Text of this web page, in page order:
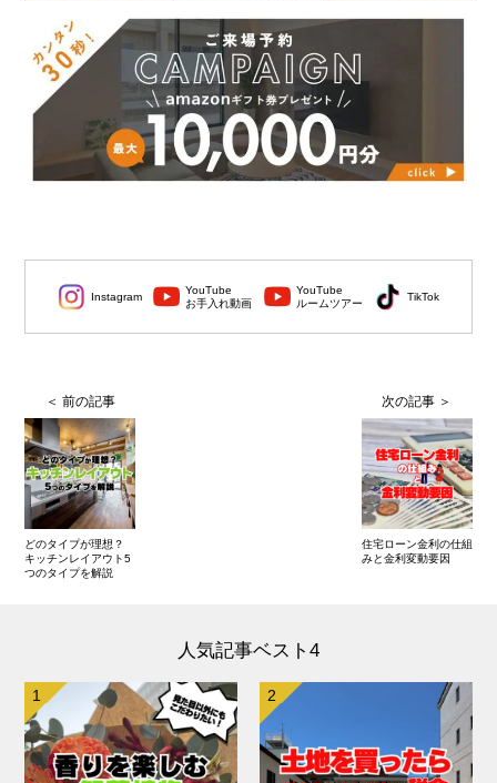
Instagram
YouTube
お手入れ動画
YouTube
ルームツアー
TikTok
どのタイプが理想？
キッチンレイアウト5
つのタイプを解説
住宅ローン金利の仕組
みと金利変動要因
人気記事ベスト4